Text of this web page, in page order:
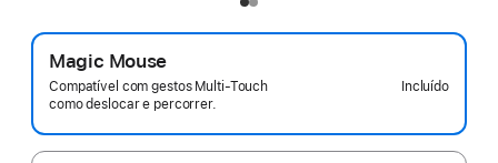
Magic Mouse
Compatível com gestos Multi‑Touch
como deslocar e percorrer.
Incluído